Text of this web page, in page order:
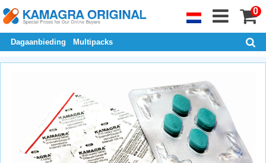
0
Dagaanbieding Multipacks